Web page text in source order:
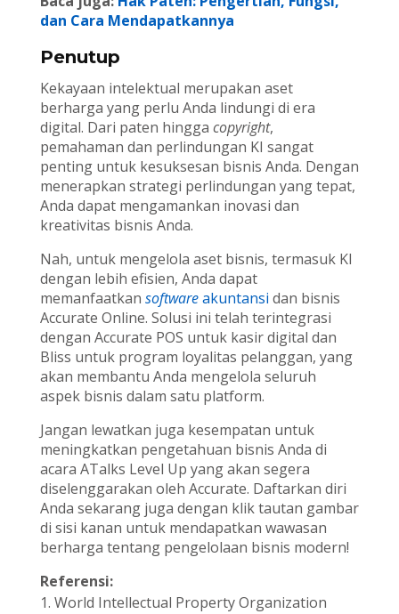
dan Cara Mendapatkannya
Penutup
Kekayaan intelektual merupakan aset
berharga yang perlu Anda lindungi di era
digital. Dari paten hingga copyright,
pemahaman dan perlindungan KI sangat
penting untuk kesuksesan bisnis Anda. Dengan
menerapkan strategi perlindungan yang tepat,
Anda dapat mengamankan inovasi dan
kreativitas bisnis Anda.
Nah, untuk mengelola aset bisnis, termasuk KI
dengan lebih efisien, Anda dapat
memanfaatkan softwareakuntansi dan bisnis
Accurate Online. Solusi ini telah terintegrasi
dengan Accurate POS untuk kasir digital dan
Bliss untuk program loyalitas pelanggan, yang
akan membantu Anda mengelola seluruh
aspek bisnis dalam satu platform.
Jangan lewatkan juga kesempatan untuk
meningkatkan pengetahuan bisnis Anda di
acara ATalks Level Up yang akan segera
diselenggarakan oleh Accurate. Daftarkan diri
Anda sekarang juga dengan klik tautan gambar
di sisi kanan untuk mendapatkan wawasan
berharga tentang pengelolaan bisnis modern!
Referensi:
World Intellectual Property Organization